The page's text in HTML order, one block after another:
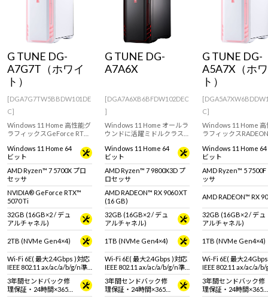
G TUNE DG-
A7G7T（ホワイ
ト）
[DGA7G7TW5BBDW101DE
C]
Windows 11 Home 高性能グ
ラフィックスGeForce RTX
ドに活躍するミドルクラス
ゲーミングPC。快適なゲー
ムプレイにおすすめです。※
モニタ・マウス・キーボー
ドは別売りです。
Windows 11 Home 64
ビット
AMD Ryzen™ 7 5700X プロ
セッサ
NVIDIA® GeForce RTX™
5070 Ti
32GB (16GB×2 / デュ
アルチャネル)
2TB (NVMe Gen4×4)
Wi-Fi 6E( 最大2.4Gbps )対応
IEEE 802.11 ax/ac/a/b/g/n準
拠 ＋ Bluetooth 5内蔵
3年間センドバック修
理保証・24時間×365
日電話サポート
G TUNE DG-
A7A6X
[DGA7A6XB6BFDW102DEC
]
Windows 11 Home オールラ
ウンドに活躍ミドルクラス
9060 XT / 16GB & AMD
Ryzen 7 9800X3D 搭載。 ※
モニタ・マウス・キーボー
ドは別売りです。
Windows 11 Home 64
ビット
AMD Ryzen™ 7 9800X3D プ
ロセッサ
AMD RADEON™ RX 9060 XT
(16 GB)
32GB (16GB×2 / デュ
アルチャネル)
1TB (NVMe Gen4×4)
Wi-Fi 6E( 最大2.4Gbps )対応
IEEE 802.11 ax/ac/a/b/g/n準
拠 ＋ Bluetooth 5内蔵
3年間センドバック修
理保証・24時間×365
日電話サポート
G TUNE DG-
A5A7X（ホ
ト）
C]
Windows 11 Home 高
ラフィックス
ゲーミングPC。快適
ムプレイにおすすめ
モニタ・マウス・キ
ドは別売りです。
Windows 11 Home 64
ビット
AMD Ryzen™ 5 7500F
ッサ
AMD RADEON™ RX
32GB (16GB×2 / デュ
アルチャネル)
1TB (NVMe Gen4×4)
Wi-Fi 6E( 最大
IEEE 802.11 ax/ac/a/
拠 ＋ Bluetooth 5内蔵
3年間センドバック修
理保証・24時間×365
日電話サポート